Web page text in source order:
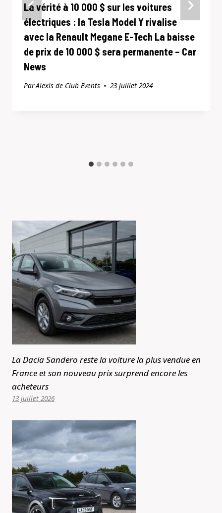
La vérité à 10 000 $ sur les voitures
électriques : la Tesla Model Y rivalise
avec la Renault Megane E-Tech La baisse
de prix de 10 000 $ sera permanente – Car
News
ParAlexis de Club Events 23 juillet 2024
La Dacia Sandero reste la voiture la plus vendue en
France et son nouveau prix surprend encore les
acheteurs
13 juillet 2026